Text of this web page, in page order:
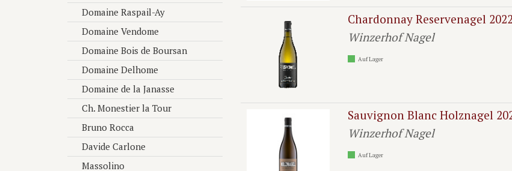
Domaine Raspail-Ay
Domaine Vendome
Domaine Bois de Boursan
Domaine Delhome
Domaine de la Janasse
Ch. Monestier la Tour
Bruno Rocca
Davide Carlone
Massolino
Chardonnay Reservenagel 2022
Winzerhof Nagel
Auf Lager
Sauvignon Blanc Holznagel
Winzerhof Nagel
Auf Lager